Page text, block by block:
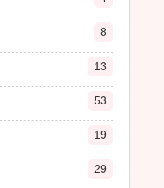
8
13
53
19
29